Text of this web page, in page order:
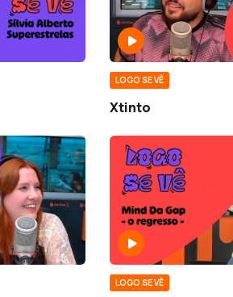
LOGO SE VÊ
Xtinto
LOGO SE VÊ